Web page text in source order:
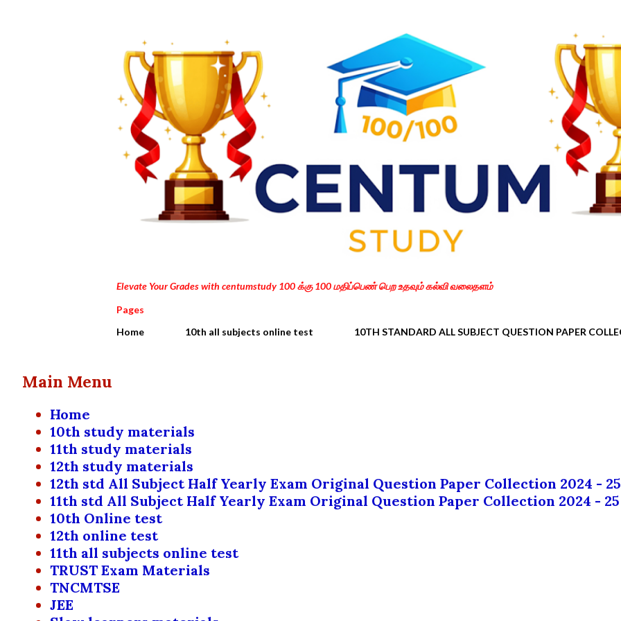
Elevate Your Grades with centumstudy 100 க்கு 100 மதிப்பெண் பெற உதவும் கல்வி வலைதளம்
Pages
Home
10th all subjects online test 10TH STANDARD ALL SUBJECT QUESTION PAPER
Main Menu
Home
10th study materials
11th study materials
12th study materials
12th std All Subject Half Yearly Exam Original Question Paper Collection 2024 - 25
11th std All Subject Half Yearly Exam Original Question Paper Collection 2024 - 25
10th Online test
12th online test
11th all subjects online test
TRUST Exam Materials
TNCMTSE
JEE